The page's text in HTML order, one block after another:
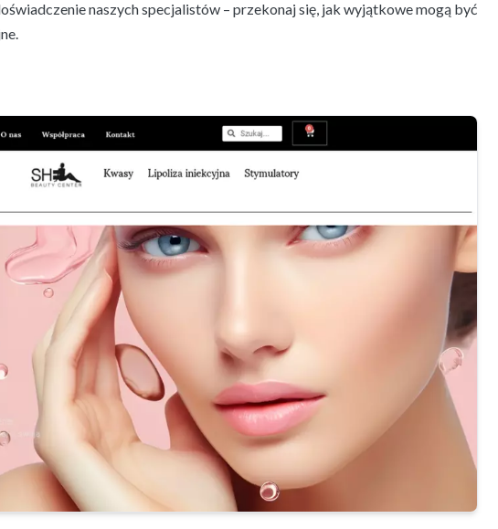
naszych specjalistów – przekonaj się, jak wyjątkowe mogą być